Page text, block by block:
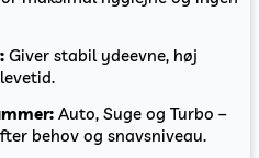
Giver stabil ydeevne, høj
Auto, Suge og Turbo –
behov og snavsniveau.